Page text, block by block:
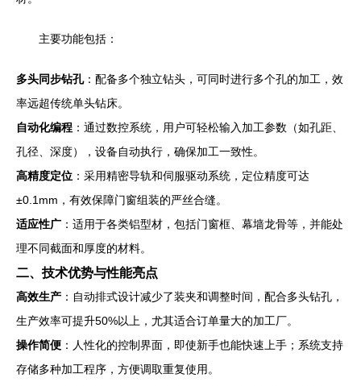
主要功能包括：
多头同步钻孔：配备多个独立钻头，可同时进行多个孔的加工，效
率远超传统单头钻床。
自动化编程 ：通过数控系统，用户可轻松输入加工参数（如孔距、
孔径、深度），设备自动执行，确保加工一致性。
高精度定位 ：采用精密导轨和伺服驱动系统，定位精度可达
±0.1mm，有效保障门窗组装的严丝合缝。
适应性广 ：适用于各类铝型材，包括门窗框、幕墙龙骨等，并能处
理不同截面和厚度的材料。
二、技术优势与性能亮点
高效生产 ：自动排式设计减少了装夹和调整时间，配合多头钻孔，
生产效率可提升50%以上，尤其适合订单量大的加工厂。
操作简便 ：人性化的控制界面，即使新手也能快速上手；系统支持
存储多种加工程序，方便调取重复使用。